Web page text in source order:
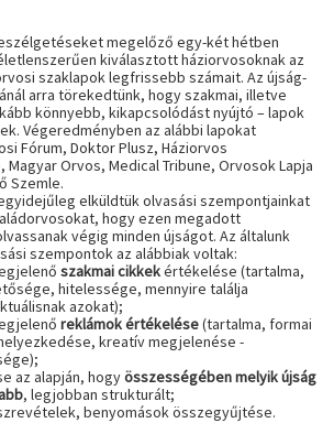
megelőző egy-két hétben
kiválasztott háziorvosoknak az
szaklapok legfrissebb számait. Az újság-
arra törekedtünk, hogy szakmai, illetve
könnyebb, kikapcsolódást nyújtó – lapok
Végeredményben az alábbi lapokat
Fórum, Doktor Plusz, Háziorvos
Orvos, Medical Tribune, Orvosok Lapja
Szemle.
elküldtük olvasási szempontjainkat
hogy ezen megadott
végig minden újságot. Az általunk
szempontok az alábbiak voltak:
szakmai cikkekértékelése (tartalma,
hitelessége, mennyire találja
azokat);
reklámok értékelése(tartalma, formai
kreatív megjelenése -
az alapján, hogyösszességében melyik újság
, legjobban strukturált;
benyomások összegyűjtése.